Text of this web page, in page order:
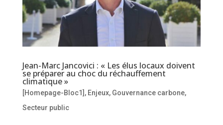
Jean-Marc Jancovici : « Les élus locaux doivent
se préparer au choc du réchauffement
climatique »
[Homepage-Bloc1] , Enjeux, Gouvernance carbone,
Secteur public